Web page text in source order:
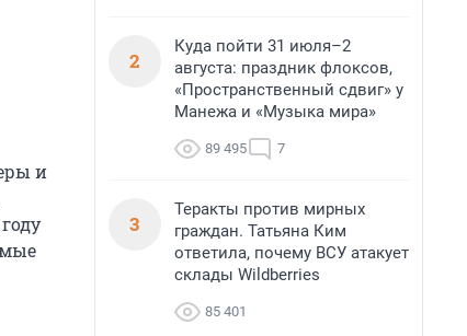
и
2
Куда пойти 31 июля–2
августа: праздник флоксов,
«Пространственный сдвиг» у
Манежа и «Музыка мира»
89 495 7
3
Теракты против мирных
граждан. Татьяна Ким
ответила, почему ВСУ атакует
склады Wildberries
85 401